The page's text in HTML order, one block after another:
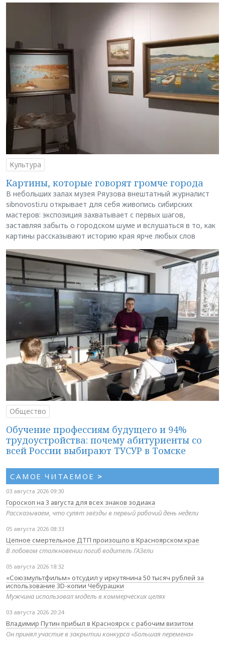
Культура
Картины, которые говорят громче города
В небольших залах музея Ряузова внештатный журналист
sibnovosti.ru открывает для себя живопись сибирских
мастеров: экспозиция захватывает с первых шагов,
заставляя забыть о городском шуме и вслушаться в то, как
картины рассказывают историю края ярче любых слов
Общество
Обучение профессиям будущего и 94%
трудоустройства: почему абитуриенты со
всей России выбирают ТУСУР в Томске
САМОЕ ЧИТАЕМОЕ >
03 августа 2026 09:30
Гороскоп на 3 августа для всех знаков зодиака
Рассказываем, что сулят звёзды в первый рабочий день недели
05 августа 2026 08:33
Цепное смертельное ДТП произошло в Красноярском крае
В лобовом столкновении погиб водитель ГАЗели
05 августа 2026 18:32
«Союзмультфильм» отсудил у иркутянина 50 тысяч рублей за
использование 3D-копии Чебурашки
Мужчина использовал модель в коммерческих целях
03 августа 2026 20:24
Владимир Путин прибыл в Красноярск с рабочим визитом
Он принял участие в закрытии конкурса «Большая перемена»